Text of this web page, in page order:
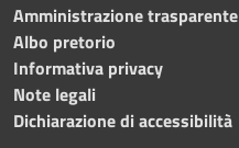
Amministrazione trasparente
Albo pretorio
Informativa privacy
Note legali
Dichiarazione di accessibilità